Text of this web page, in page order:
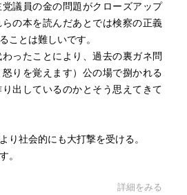
議員の金の問題がクローズアップ
の本を読んだあとでは検察の正義
ことは難しいです。
ったことにより、過去の裏ガネ問
りを覚えます）公の場で捌かれる
出しているのかとそう思えてきて
り社会的にも大打撃を受ける。
。
詳細をみる